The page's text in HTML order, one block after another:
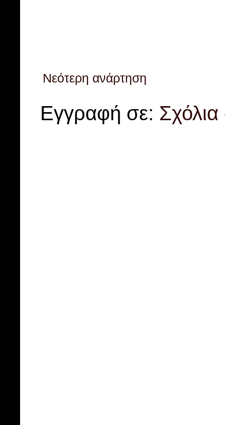
Νεότερη ανάρτηση
Εγγραφή σε: